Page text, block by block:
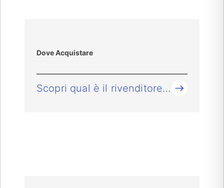
Dove Acquistare
Scopri qual è il rivenditore più vicino contattando le nostre Filiali nella tua Regione.